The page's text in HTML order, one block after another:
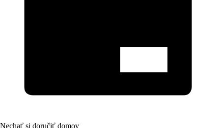
Nechať si doručiť domov